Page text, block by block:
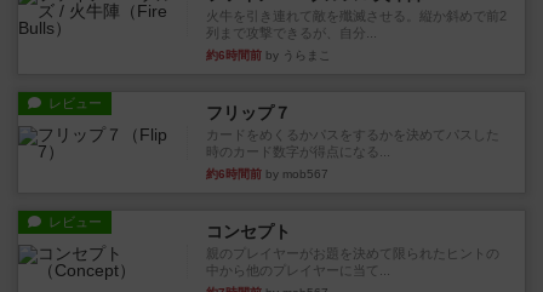
火牛を引き連れて敵を殲滅させる。縦か斜めで前2
列まで攻撃できるが、自分...
約6時間前 by うらまこ
レビュー フリップ７
カードをめくるかパスをするかを決めてパスした
時のカード数字が得点になる...
約6時間前 by mob567
レビュー コンセプト
親のプレイヤーがお題を決めて限られたヒントの
中から他のプレイヤーに当て...